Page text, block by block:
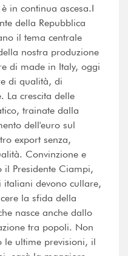
in continua ascesa.I
della Repubblica
il tema centrale
nostra produzione
di made in Italy, oggi
di qualità, di
La crescita delle
trainate dalla
dell'euro sul
export senza,
Convinzione e
Presidente Ciampi,
italiani devono cullare,
la sfida della
nasce anche dallo
tra popoli. Non
le ultime previsioni, il